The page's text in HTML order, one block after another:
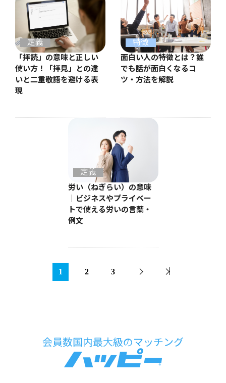
定義
「拝読」の意味と正しい
使い方！「拝見」との違
いと二重敬語を避ける表
現
特徴
面白い人の特徴とは？誰
でも話が面白くなるコ
ツ・方法を解説
定義
労い（ねぎらい）の意味
｜ビジネスやプライベー
トで使える労いの言葉・
例文
1 2 3